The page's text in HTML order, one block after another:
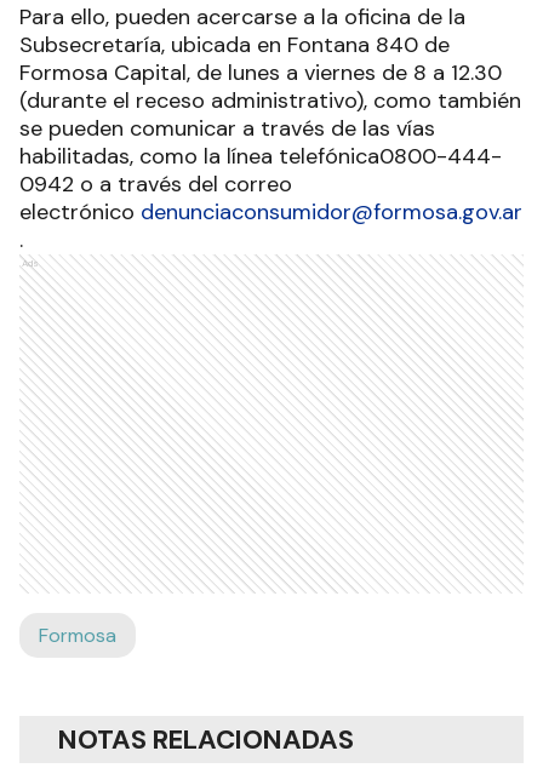
Para ello, pueden acercarse a la oficina de la
Subsecretaría, ubicada en Fontana 840 de
Formosa Capital, de lunes a viernes de 8 a 12.30
(durante el receso administrativo), como también
se pueden comunicar a través de las vías
habilitadas, como la línea telefónica0800-444-
0942 o a través del correo
electrónico denunciaconsumidor@formosa.gov.ar
.
Ads
Formosa
NOTAS RELACIONADAS